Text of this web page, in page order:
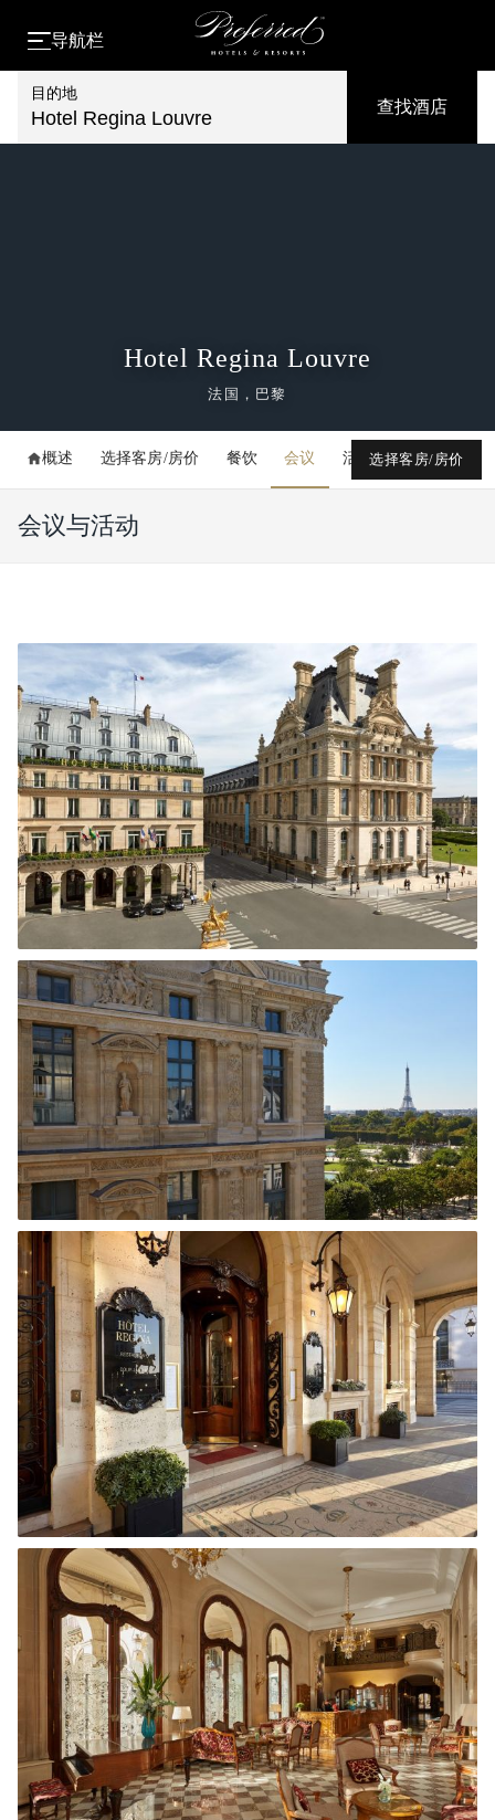
导航栏
目的地
Hotel Regina Louvre
查找酒店
Hotel Regina Louvre
法国，巴黎
概述 选择客房/房价 餐饮 会议 活动 媒体库
选择客房/房价
会议与活动